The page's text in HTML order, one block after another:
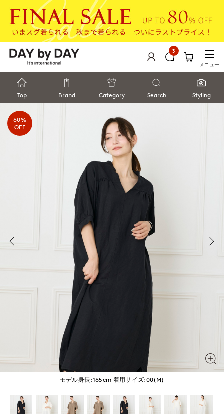
3
メニュー
Top Brand Category Search Styling
モデル身長:165cm 着用サイズ:00(M)
60%
OFF